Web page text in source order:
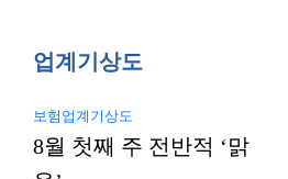
업계기상도
보험업계기상도
8월 첫째 주 전반적 ‘맑